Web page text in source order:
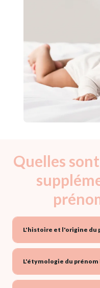
Quelles
L'histoire et l'origine du
L'étymologie du prénom